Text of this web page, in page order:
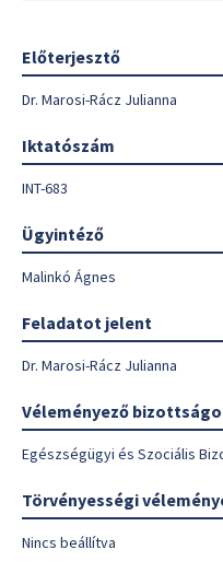
Előterjesztő
Dr. Marosi-Rácz Julianna
Iktatószám
INT-683
Ügyintéző
Malinkó Ágnes
Feladatot jelent
Dr. Marosi-Rácz Julianna
Véleményező
Egészségügyi és Szociális
Törvényességi
Nincs beállítva